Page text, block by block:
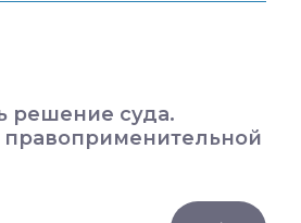
решение суда.